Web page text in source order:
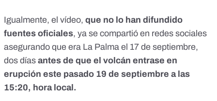
Igualmente, el vídeo, que no lo han difundido
fuentes oficiales, ya se compartió en redes sociales
asegurando que era La Palma el 17 de septiembre,
dos días antes de que el volcán entrase en
erupción este pasado 19 de septiembre a las
15:20, hora local.